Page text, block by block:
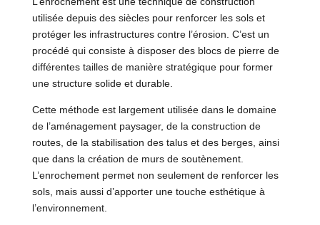
utilisée depuis des siècles pour renforcer les sols et
protéger les infrastructures contre l’érosion. C’est un
procédé qui consiste à disposer des blocs de pierre de
différentes tailles de manière stratégique pour former
une structure solide et durable.
Cette méthode est largement utilisée dans le domaine
de l’aménagement paysager, de la construction de
routes, de la stabilisation des talus et des berges, ainsi
que dans la création de murs de soutènement.
L’enrochement permet non seulement de renforcer les
sols, mais aussi d’apporter une touche esthétique à
l’environnement.